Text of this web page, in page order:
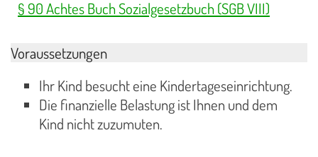
§ 90 Achtes Buch Sozialgesetzbuch (SGB VIII)
Voraussetzungen
Ihr Kind besucht eine Kindertageseinrichtung.
Die finanzielle Belastung ist Ihnen und dem
Kind nicht zuzumuten.